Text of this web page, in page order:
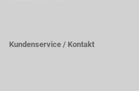
Kundenservice / Kontakt